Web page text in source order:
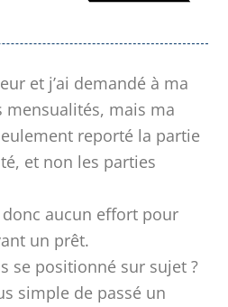
et j’ai demandé à ma
mensualités, mais ma
reporté la partie
et non les parties
aucun effort pour
un prêt.
se positionné sur sujet ?
simple de passé un